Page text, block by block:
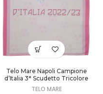
Telo Mare Napoli Campione
d’Italia 3° Scudetto Tricolore
Microfibra cm 180×90 Rosa
TELO MARE